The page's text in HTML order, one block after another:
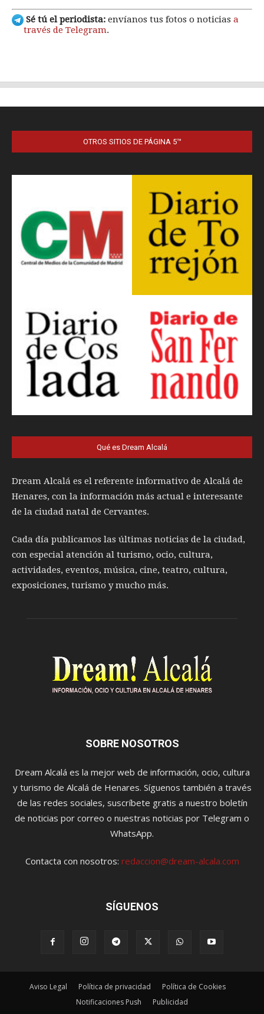
OTROS SITIOS DE PÁGINA 5™
Qué es Dream Alcalá
Dream Alcalá es el referente informativo de Alcalá de
Henares, con la información más actual e interesante
de la ciudad natal de Cervantes.
Cada día publicamos las últimas noticias de la ciudad,
con especial atención al turismo, ocio, cultura,
actividades, eventos, música, cine, teatro, cultura,
exposiciones, turismo y mucho más.
SOBRE NOSOTROS
Dream Alcalá es la mejor web de información, ocio, cultura
y turismo de Alcalá de Henares. Síguenos también a través
de las redes sociales, suscríbete gratis a nuestro boletín
de noticias por correo o nuestras noticias por Telegram o
WhatsApp.
Contacta con nosotros: redaccion@dream-alcala.com
SÍGUENOS
Aviso Legal Política de privacidad
Política de Cookies
Notificaciones Push
Publicidad